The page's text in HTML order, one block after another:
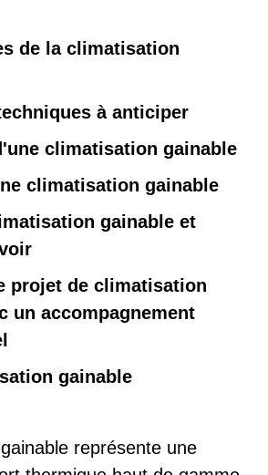
de la climatisation
à anticiper
climatisation gainable
climatisation gainable
gainable et
projet de climatisation
un accompagnement
gainable
représente une